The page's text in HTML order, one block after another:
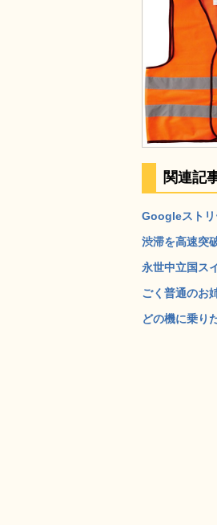
関連記
Googleストリ
渋滞を高速突
永世中立国ス
ごく普通のお
どの機に乗り